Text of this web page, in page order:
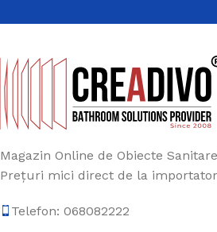
Magazin Online de Obiecte
Prețuri mici direct de la
Telefon: 068082222